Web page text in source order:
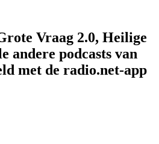
Vraag 2.0, Heilige
andere podcasts van
met de radio.net-app